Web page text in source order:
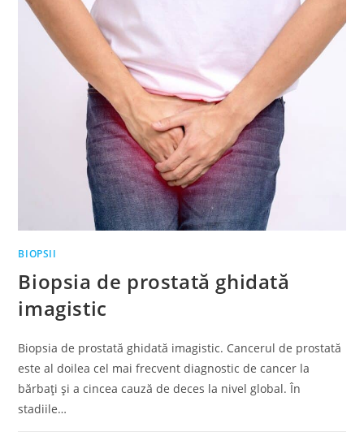
BIOPSII
Biopsia de prostată ghidată
imagistic
Biopsia de prostată ghidată imagistic. Cancerul de prostată
este al doilea cel mai frecvent diagnostic de cancer la
bărbați și a cincea cauză de deces la nivel global. În
stadiile…